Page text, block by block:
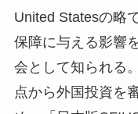
United Statesの略
保障に与える影響
会として知られる
点から外国投資を